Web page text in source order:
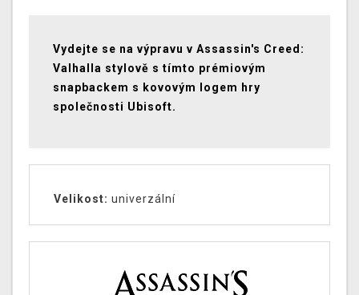
Vydejte se na výpravu v Assassin's Creed:
Valhalla stylově s tímto prémiovým
snapbackem s kovovým logem hry
společnosti Ubisoft.
Velikost: univerzální